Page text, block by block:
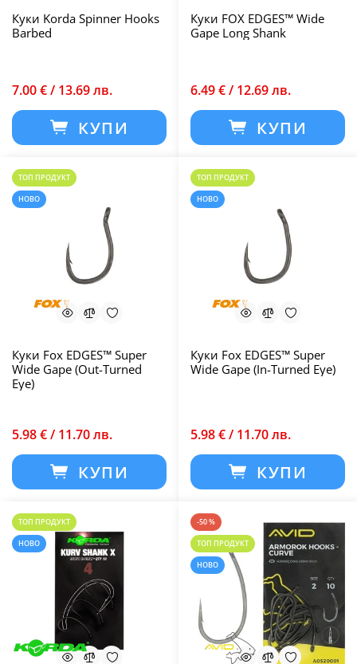
Куки Korda Spinner Hooks
Barbed
7.00 € / 13.69 лв.
КУПИ
Куки FOX EDGES™ Wide
Gape Long Shank
6.49 € / 12.69 лв.
КУПИ
ТОП ПРОДУКТ
НОВО
Куки Fox EDGES™ Super
Wide Gape (Out-Turned
Eye)
5.98 € / 11.70 лв.
КУПИ
ТОП ПРОДУКТ
НОВО
Куки Fox EDGES™ Super
Wide Gape (In-Turned Eye)
5.98 € / 11.70 лв.
КУПИ
ТОП ПРОДУКТ
НОВО
-50 %
ТОП ПРОДУКТ
НОВО